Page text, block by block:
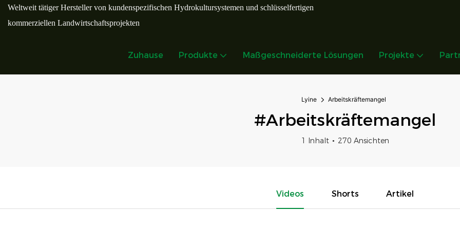
Weltweit tätiger Hersteller von kundenspezifischen Hydrokultursystemen und schlüsselfertigen
kommerziellen Landwirtschaftsprojekten
Zuhause Produkte Maßgeschneiderte Lösungen Projekte
Lyine Arbeitskräftemangel
#Arbeitskräftemangel
1 Inhalt 270 Ansichten
Videos Shorts Artikel